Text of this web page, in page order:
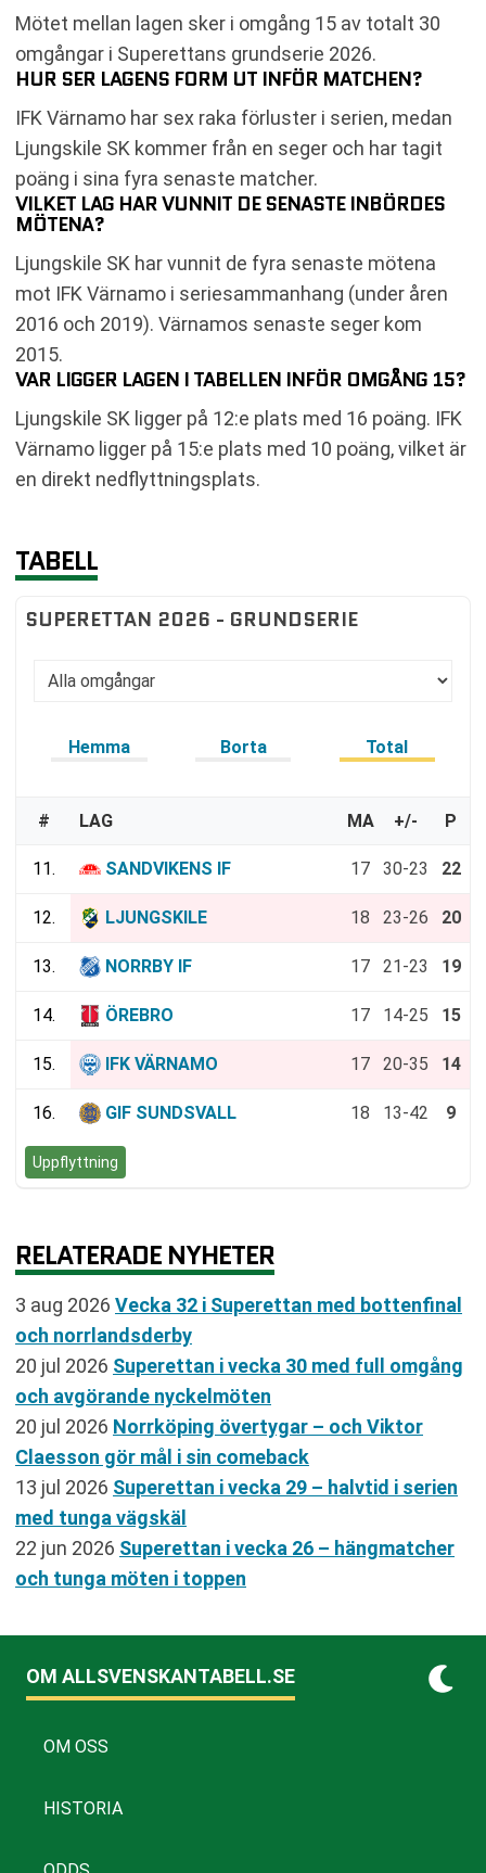
Mötet mellan lagen sker i omgång 15 av totalt 30
omgångar i Superettans grundserie 2026.
HUR SER LAGENS FORM UT INFÖR MATCHEN?
IFK Värnamo har sex raka förluster i serien, medan
Ljungskile SK kommer från en seger och har tagit
poäng i sina fyra senaste matcher.
VILKET LAG HAR VUNNIT DE SENASTE INBÖRDES
MÖTENA?
Ljungskile SK har vunnit de fyra senaste mötena
mot IFK Värnamo i seriesammanhang (under åren
2016 och 2019). Värnamos senaste seger kom
2015.
VAR LIGGER LAGEN I TABELLEN INFÖR OMGÅNG 15?
Ljungskile SK ligger på 12:e plats med 16 poäng. IFK
Värnamo ligger på 15:e plats med 10 poäng, vilket är
en direkt nedflyttningsplats.
TABELL
SUPERETTAN 2026 - GRUNDSERIE
Hemma Borta Total
# LAG MA +/- P
11. SANDVIKENS IF 17 30-23 22
12. LJUNGSKILE 18 23-26 20
13. NORRBY IF 17 21-23 19
14. ÖREBRO 17 14-25 15
15. IFK VÄRNAMO 17 20-35 14
16. GIF SUNDSVALL 18 13-42 9
Uppflyttning
RELATERADE NYHETER
3 aug 2026 Vecka 32 i Superettan med bottenfinal
och norrlandsderby
20 jul 2026 Superettan i vecka 30 med full omgång
och avgörande nyckelmöten
20 jul 2026 Norrköping övertygar – och Viktor
Claesson gör mål i sin comeback
13 jul 2026 Superettan i vecka 29 – halvtid i serien
med tunga vägskäl
22 jun 2026 Superettan i vecka 26 – hängmatcher
och tunga möten i toppen
OM ALLSVENSKANTABELL.SE
OM OSS
HISTORIA